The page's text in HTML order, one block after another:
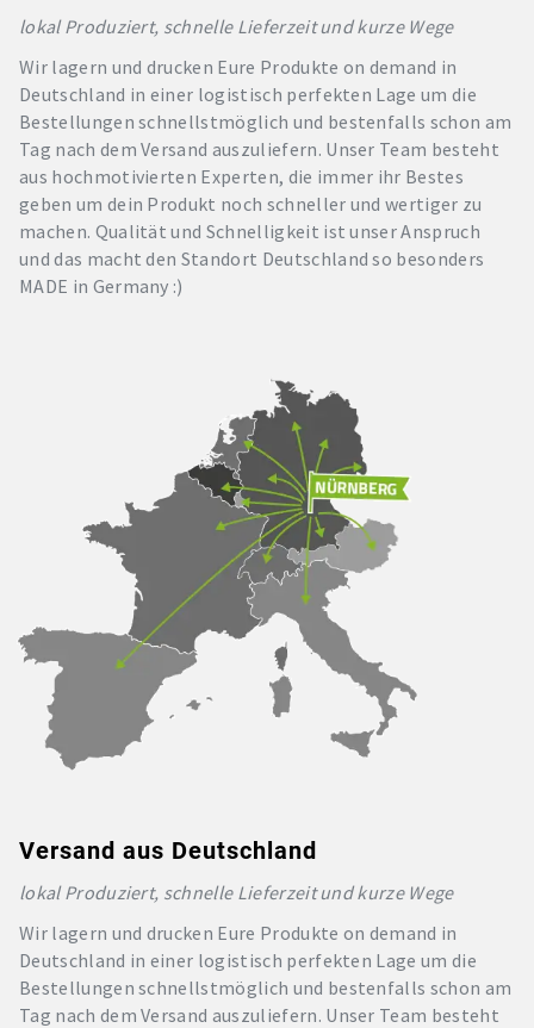
lokal Produziert, schnelle Lieferzeit und kurze Wege
Wir lagern und drucken Eure Produkte on demand in
Deutschland in einer logistisch perfekten Lage um die
Bestellungen schnellstmöglich und bestenfalls schon am
Tag nach dem Versand auszuliefern. Unser Team besteht
aus hochmotivierten Experten, die immer ihr Bestes
geben um dein Produkt noch schneller und wertiger zu
machen. Qualität und Schnelligkeit ist unser Anspruch
und das macht den Standort Deutschland so besonders
MADE in Germany :)
Versand aus Deutschland
lokal Produziert, schnelle Lieferzeit und kurze Wege
Wir lagern und drucken Eure Produkte on demand in
Deutschland in einer logistisch perfekten Lage um die
Bestellungen schnellstmöglich und bestenfalls schon am
Tag nach dem Versand auszuliefern. Unser Team besteht